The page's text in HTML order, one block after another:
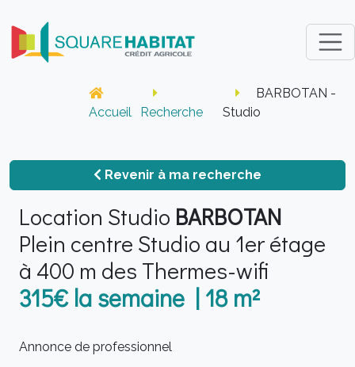
Accueil Recherche
BARBOTAN -
Studio
Revenir à ma recherche
Location Studio BARBOTAN
Plein centre Studio au 1er étage
à 400 m des Thermes-wifi
315€ la semaine | 18 m²
Annonce de professionnel